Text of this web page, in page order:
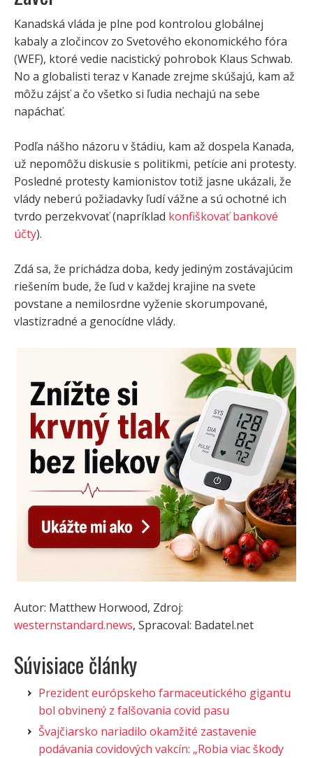
Kanadská vláda je plne pod kontrolou globálnej
kabaly a zločincov zo Svetového ekonomického fóra
(WEF), ktoré vedie nacistický pohrobok Klaus Schwab.
No a globalisti teraz v Kanade zrejme skúšajú, kam až
môžu zájsť a čo všetko si ľudia nechajú na sebe
napáchať.
Podľa nášho názoru v štádiu, kam až dospela Kanada,
už nepomôžu diskusie s politikmi, petície ani protesty.
Posledné protesty kamionistov totiž jasne ukázali, že
vlády neberú požiadavky ľudí vážne a sú ochotné ich
tvrdo perzekvovať (napríklad konfiškovať bankové
účty).
Zdá sa, že prichádza doba, kedy jediným zostávajúcim
riešením bude, že ľud v každej krajine na svete
povstane a nemilosrdne vyženie skorumpované,
vlastizradné a genocídne vlády.
Autor: Matthew Horwood, Zdroj:
westernstandard.news, Spracoval: Badatel.net
Súvisiace články
Prezident európskeho farmaceutického gigantu
bol obvinený z falšovania covid pasu
Švajčiarsko nariadilo okamžité zastavenie
podávania covidových vakcín: „Robia viac škody